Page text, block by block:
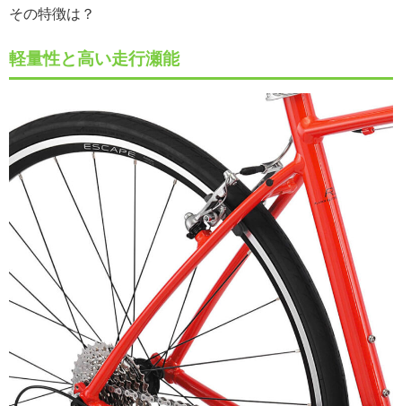
その特徴は？
軽量性と高い走行瀬能